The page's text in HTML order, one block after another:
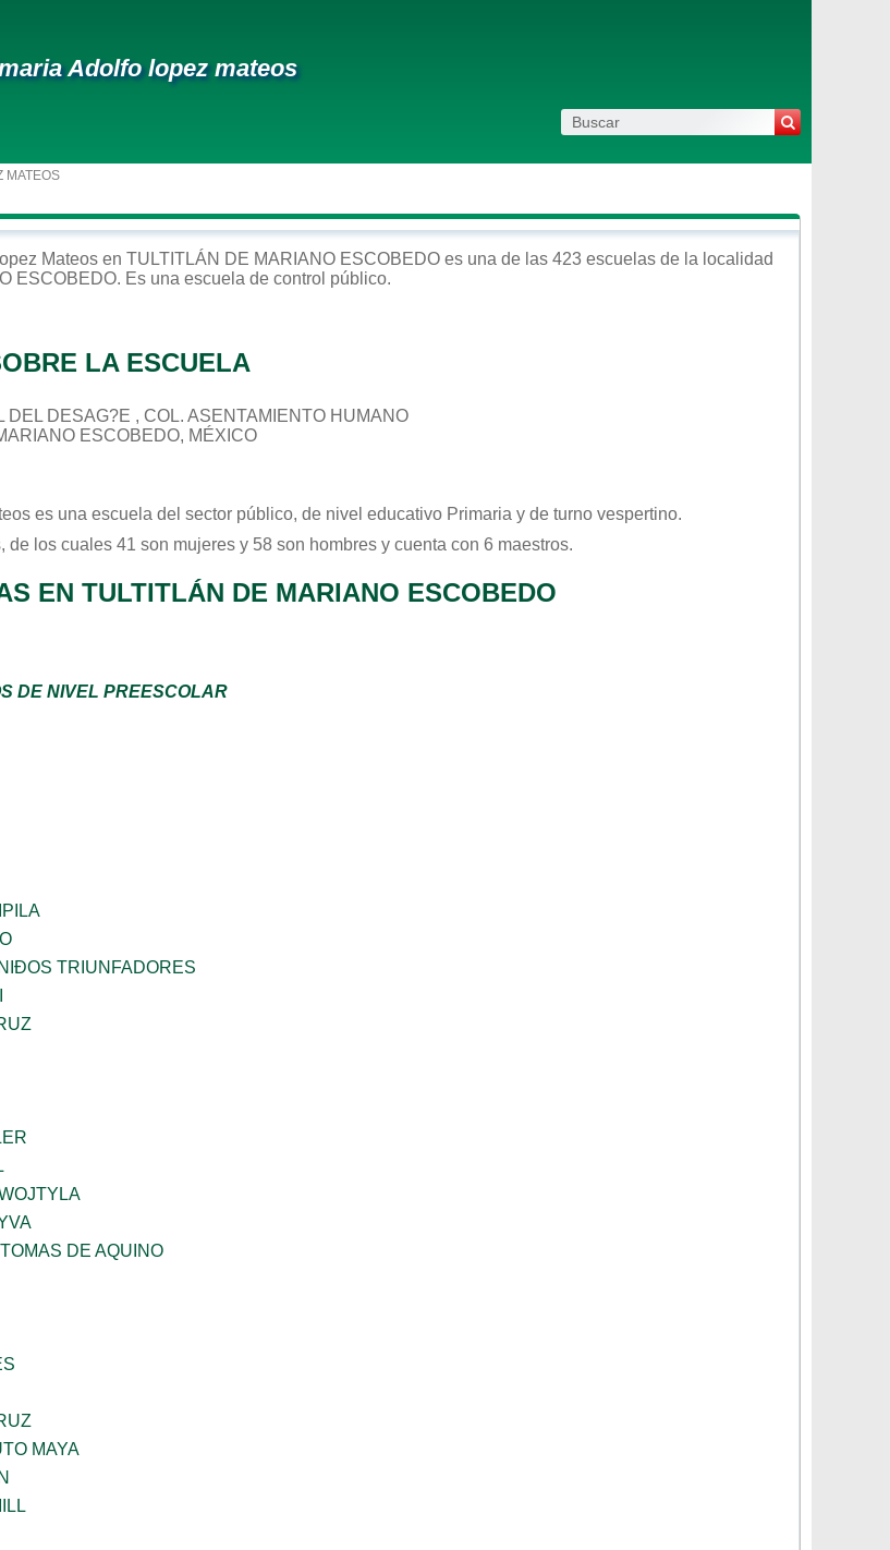
Adolfo lopez mateos
MATEOS
Mateos en TULTITLÁN DE MARIANO ESCOBEDO es una de las 423 escuelas de la localidad
ESCOBEDO. Es una escuela de control público.
LA ESCUELA
DESAG?E , COL. ASENTAMIENTO HUMANO
ESCOBEDO, MÉXICO
es una escuela del sector público, de nivel educativo Primaria y de turno vespertino.
de los cuales 41 son mujeres y 58 son hombres y cuenta con 6 maestros.
EN TULTITLÁN DE MARIANO ESCOBEDO
DE NIVEL PREESCOLAR
TRIUNFADORES
DE AQUINO
MAYA